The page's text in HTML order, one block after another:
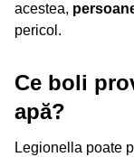
acestea,
pericol.
Ce boli
apă?
Legionella poate